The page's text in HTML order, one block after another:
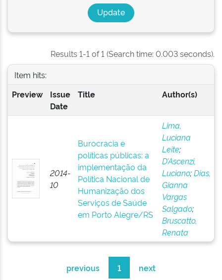
Results 1-1 of 1 (Search time: 0.003 seconds).
Item hits:
Preview
Issue
Date
Title Author(s)
2014-
10
Burocracia e
políticas públicas: a
implementação da
Política Nacional de
Humanização dos
Serviços de Saúde
em Porto Alegre/RS
Lima,
Luciana
Leite;
D’Ascenzi,
Luciano;Dias,
Gianna
Vargas
Salgado;
Bruscatto,
Renata
previous 1 next